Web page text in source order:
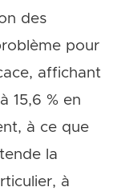
des
pour
affichant
15,6 % en
à ce que
la
à